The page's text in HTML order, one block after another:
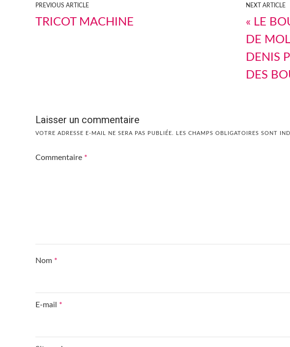
PREVIOUS ARTICLE
TRICOT MACHINE
NEXT ARTICLE
« LE
DE
DENIS
DES
Laisser un commentaire
VOTRE ADRESSE E-MAIL NE SERA PAS PUBLIÉE. LES CHAMPS OBLIGATOIRES SONT
Commentaire *
Nom *
E-mail *